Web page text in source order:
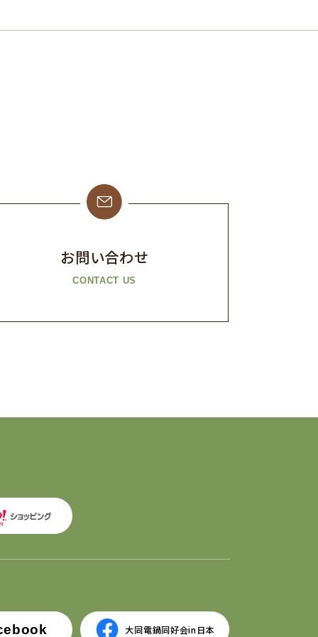
お問い合わせ
CONTACT US
大同電鍋同好会in日本